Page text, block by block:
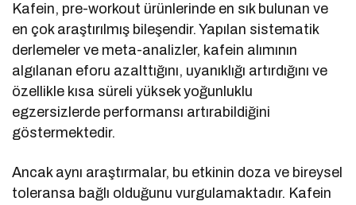
Kafein, pre-workout ürünlerinde en sık bulunan ve
en çok araştırılmış bileşendir. Yapılan sistematik
derlemeler ve meta-analizler, kafein alımının
algılanan eforu azalttığını, uyanıklığı artırdığını ve
özellikle kısa süreli yüksek yoğunluklu
egzersizlerde performansı artırabildiğini
göstermektedir.
Ancak aynı araştırmalar, bu etkinin doza ve bireysel
toleransa bağlı olduğunu vurgulamaktadır. Kafein